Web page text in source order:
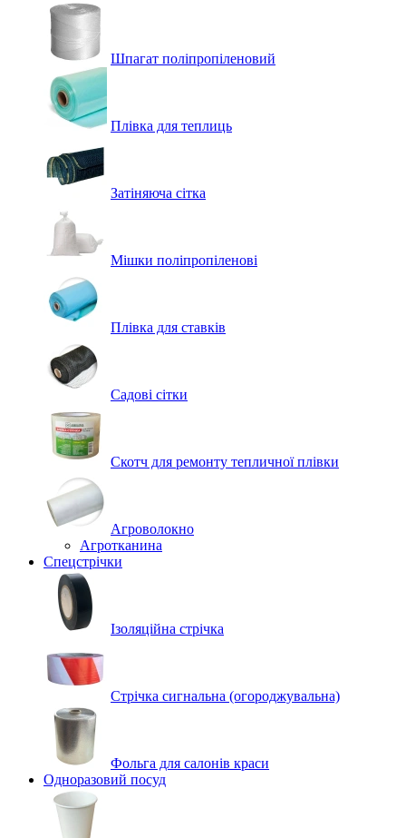
Шпагат поліпропіленовий
Плівка для теплиць
Затіняюча сітка
Мішки поліпропіленові
Плівка для ставків
Садові сітки
Скотч для ремонту тепличної плівки
Агроволокно
Агротканина
Спецстрічки
Ізоляційна стрічка
Стрічка сигнальна (огороджувальна)
Фольга для салонів краси
Одноразовий посуд